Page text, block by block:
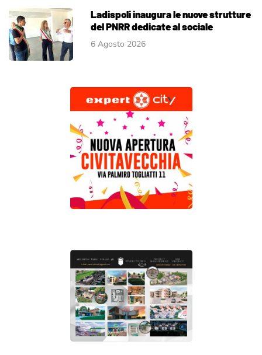
Ladispoli inaugura le nuove strutture
del PNRR dedicate al sociale
6 Agosto 2026